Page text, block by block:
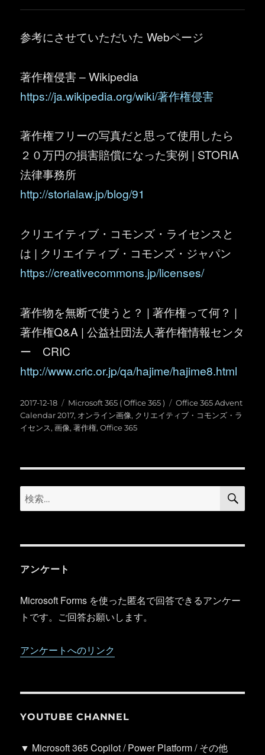
参考にさせていただいた Webページ
著作権侵害 – Wikipedia
https://ja.wikipedia.org/wiki/著作権侵害
著作権フリーの写真だと思って使用したら
２０万円の損害賠償になった実例 | STORIA
法律事務所
http://storialaw.jp/blog/91
クリエイティブ・コモンズ・ライセンスと
は | クリエイティブ・コモンズ・ジャパン
https://creativecommons.jp/licenses/
著作物を無断で使うと？ | 著作権って何？ |
著作権Q&A | 公益社団法人著作権情報センタ
ー CRIC
http://www.cric.or.jp/qa/hajime/hajime8.html
投
稿
日:
2017-12-18
カ
テ
ゴ
Microsoft 365 ( Office 365 )
タ
グ
Office 365 Advent
Calendar 2017, オンライン画像, クリエイティブ・コモンズ・ラ
イセンス,画像,著作権,Office 365
検
索:
検
アンケート
Microsoft Forms を使った匿名で回答できるアンケー
トです。ご回答お願いします。
アンケートへのリンク
YOUTUBE CHANNEL
▼ Microsoft 365 Copilot / Power Platform / その他